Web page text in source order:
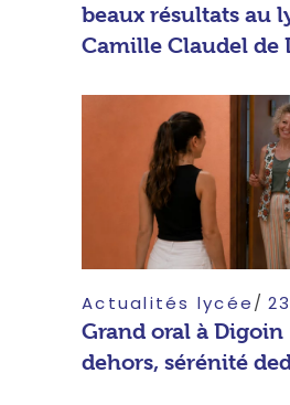
beaux résultats au
Camille Claudel de
Actualités lycée
Grand oral à
dehors, sérénité